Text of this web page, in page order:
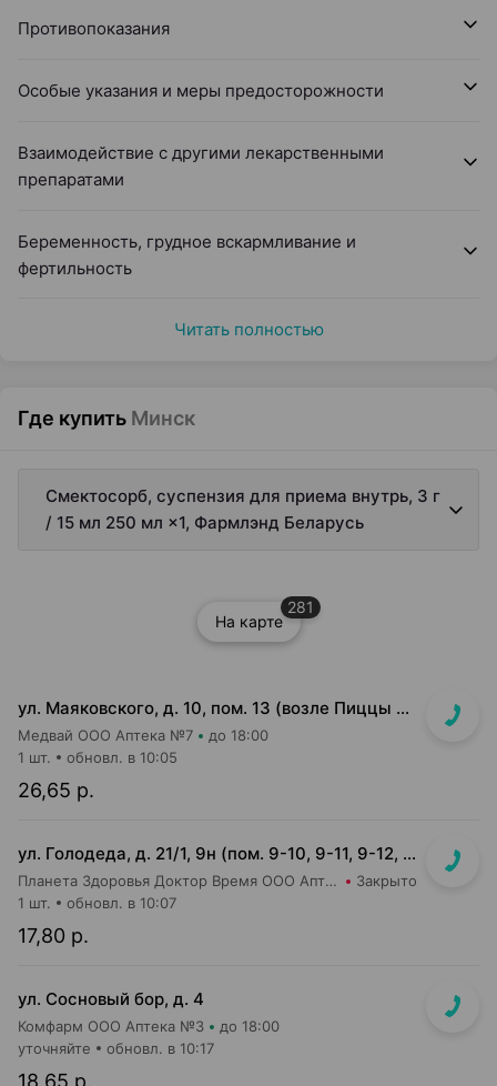
Противопоказания
Особые указания и меры предосторожности
Взаимодействие с другими лекарственными
препаратами
Беременность, грудное вскармливание и
фертильность
Читать полностью
Где купить Минск
Смектосорб, суспензия для приема внутрь, 3 г
/ 15 мл 250 мл ×1, Фармлэнд Беларусь
На карте
281
ул. Маяковского, д. 10, пом. 13 (возле Пиццы Мании)
Медвай ООО Аптека №7 до 18:00
26,65 р.
1 шт. обновл. в 10:05
ул. Голодеда, д. 21/1, 9н (пом. 9-10, 9-11, 9-12, 9-13, 9-14, 9-15, 9-16)
Планета Здоровья Доктор Время ООО Аптека №8 Закрыто
17,80 р.
1 шт. обновл. в 10:07
ул. Сосновый бор, д. 4
Комфарм ООО Аптека №3 до 18:00
18,65 р.
уточняйте обновл. в 10:17